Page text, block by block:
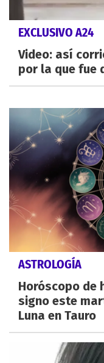
EXCLUSIVO A24
Video: así
por la que fue
ASTROLOGÍA
Horóscopo de
signo este
Luna en Tauro